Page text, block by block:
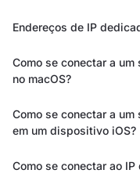
Endereços de IP
Como se conectar a
no macOS?
Como se conectar a
em um dispositivo iOS?
Como se conectar ao